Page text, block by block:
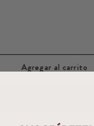
Agregar al carrito